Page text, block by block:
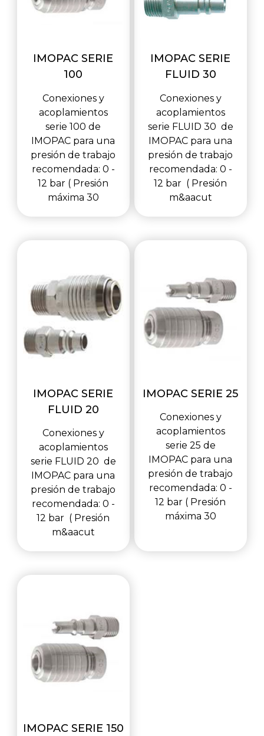
IMOPAC SERIE
100
Conexiones y
acoplamientos
serie 100 de
IMOPAC para una
presión de trabajo
recomendada: 0 -
12 bar ( Presión
máxima 30
IMOPAC SERIE
FLUID 30
Conexiones y
acoplamientos
serie FLUID 30 de
IMOPAC para una
presión de trabajo
recomendada: 0 -
12 bar ( Presión
m&aacut
IMOPAC SERIE
FLUID 20
Conexiones y
acoplamientos
serie FLUID 20 de
IMOPAC para una
presión de trabajo
recomendada: 0 -
12 bar ( Presión
m&aacut
IMOPAC SERIE 25
Conexiones y
acoplamientos
serie 25 de
IMOPAC para una
presión de trabajo
recomendada: 0 -
12 bar ( Presión
máxima 30
IMOPAC SERIE 150